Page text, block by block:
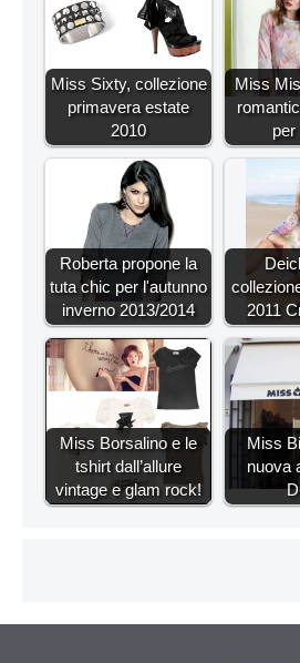
Miss Sixty, collezione
primavera estate
2010
Miss
Roberta propone la
tuta chic per l'autunno
inverno 2013/2014
2011
Miss Borsalino e le
tshirt dall’allure
vintage e glam rock!
Miss
nuova